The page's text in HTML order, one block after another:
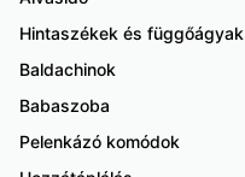
Hintaszékek és függőágyak
Baldachinok
Babaszoba
Pelenkázó komódok